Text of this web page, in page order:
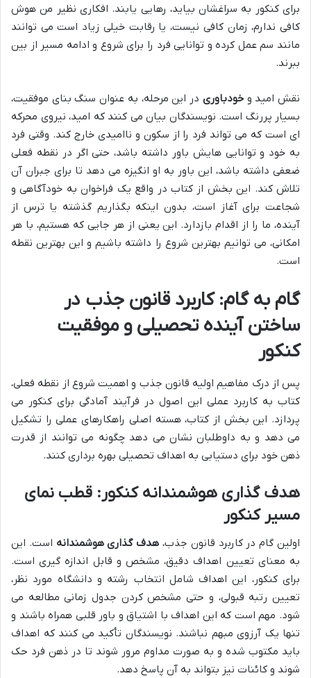
برای کنکور به سراغشان بیاید، رهایی یابند. افکاری نظیر من هوش
کافی ندارم، زمان کافی نیست، یا رقابت خیلی زیاد است می توانند
مانند سم عمل کرده و توانایی فرد را برای شروع و ادامه مسیر از بین
ببرند.
نقش امید وخودباوری در این مرحله، به عنوان سنگ بنای موفقیت،
بسیار پررنگ است. نویسندگان بیان می کنند که امید، نیروی محرکه
ای است که می تواند فرد را از سکون و ناامیدی خارج کند. وقتی فرد
به خود و توانایی هایش باور داشته باشد، حتی اگر در نقطه فعلی
ضعفی داشته باشد، این باور به او انگیزه می دهد تا برای جبران آن
تلاش کند. این بخش از کتاب در واقع یک فراخوان به خودآگاهی و
شجاعت برای آغاز است، بدون اینکه بگذاریم گذشته یا ترس از
آینده، ما را از اقدام بازدارد. این یعنی از هر جایی که هستیم، با هر
امکانی، می توانیم بهترین شروع را داشته باشیم و این بهترین نقطه
است.
گام به گام: کاربرد قانون جذب در
ساختن آینده تحصیلی و موفقیت
کنکور
پس از درک مفاهیم اولیه قانون جذب و اهمیت شروع از نقطه فعلی،
کتاب به کاربرد عملی این اصول در فرآیند آمادگی برای کنکور می
پردازد. این بخش از کتاب، هسته اصلی راهکارهای عملی را تشکیل
می دهد و به داوطلبان نشان می دهد چگونه می توانند از قدرت
ذهن خود برای دستیابی به اهداف تحصیلی بهره برداری کنند.
هدف گذاری هوشمندانه کنکور: قطب نمای
مسیر کنکور
اولین گام در کاربرد قانون جذب، هدف گذاری هوشمندانه است. این
به معنای تعیین اهداف دقیق، مشخص و قابل اندازه گیری است.
برای کنکور، این اهداف شامل انتخاب رشته و دانشگاه مورد نظر،
تعیین رتبه قبولی، و حتی مشخص کردن جدول زمانی مطالعه می
شود. مهم است که این اهداف با اشتیاق و باور قلبی همراه باشند و
تنها یک آرزوی مبهم نباشند. نویسندگان تأکید می کنند که اهداف
باید مکتوب شده و به صورت مداوم مرور شوند تا در ذهن فرد حک
شوند و کائنات نیز بتواند به آن پاسخ دهد.